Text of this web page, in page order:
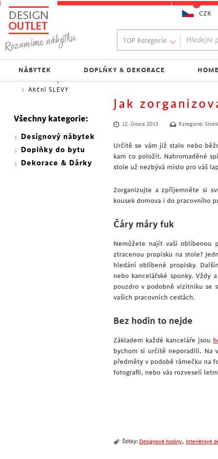
Jak
12. Února 2013 Kategorie:
Určitě se vám již stalo nebo
kam co položit. Nahromaděné
stole už nezbývá místo pro váš
Zorganizujte a zpříjemněte si
kousek domova i do pracovního
Čáry máry fuk
Nemůžete najít vaši oblíbenou
ztracenou propisku na stole?
hledání oblíbené propisky.
nebo kancelářské sponky.
pouzdro v podobně vizitníku se
vašich pracovních cestách.
Bez hodin to nejde
Základem každé kanceláře jsou
bychom si určitě neporadili. Na
předměty v podobě rámečku na
fotografii, nebo vás rozveselí
Štítky: Designové hodiny, Interiérové
Oblíbený výběr:
300 NOVINEK
333 BESTSELLERŮ
Nejlevnější do 1.500 Kč
Skladovky
Akční SLEVY
Všechny kategorie:
Designový nábytek
Doplňky do bytu
Dekorace & Dárky
TOP kategorie
NÁBYTEK DOPLŇKY & DEKORACE
CZK